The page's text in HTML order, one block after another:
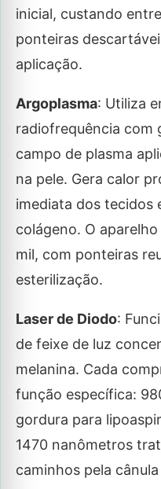
inicial, custando
ponteiras
aplicação.
Argoplasma: Utiliza
radiofrequência com
campo de plasma
na pele. Gera calor
imediata dos tecidos
colágeno. O
mil, com ponteiras
esterilização.
Laser de Diodo:
de feixe de luz
melanina. Cada
função específica:
gordura para
1470 nanômetros
caminhos pela